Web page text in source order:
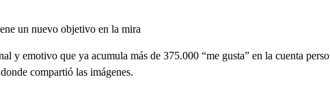
un nuevo objetivo en la mira
y emotivo que ya acumula más de 375.000 “me gusta” en la cuenta
compartió las imágenes.